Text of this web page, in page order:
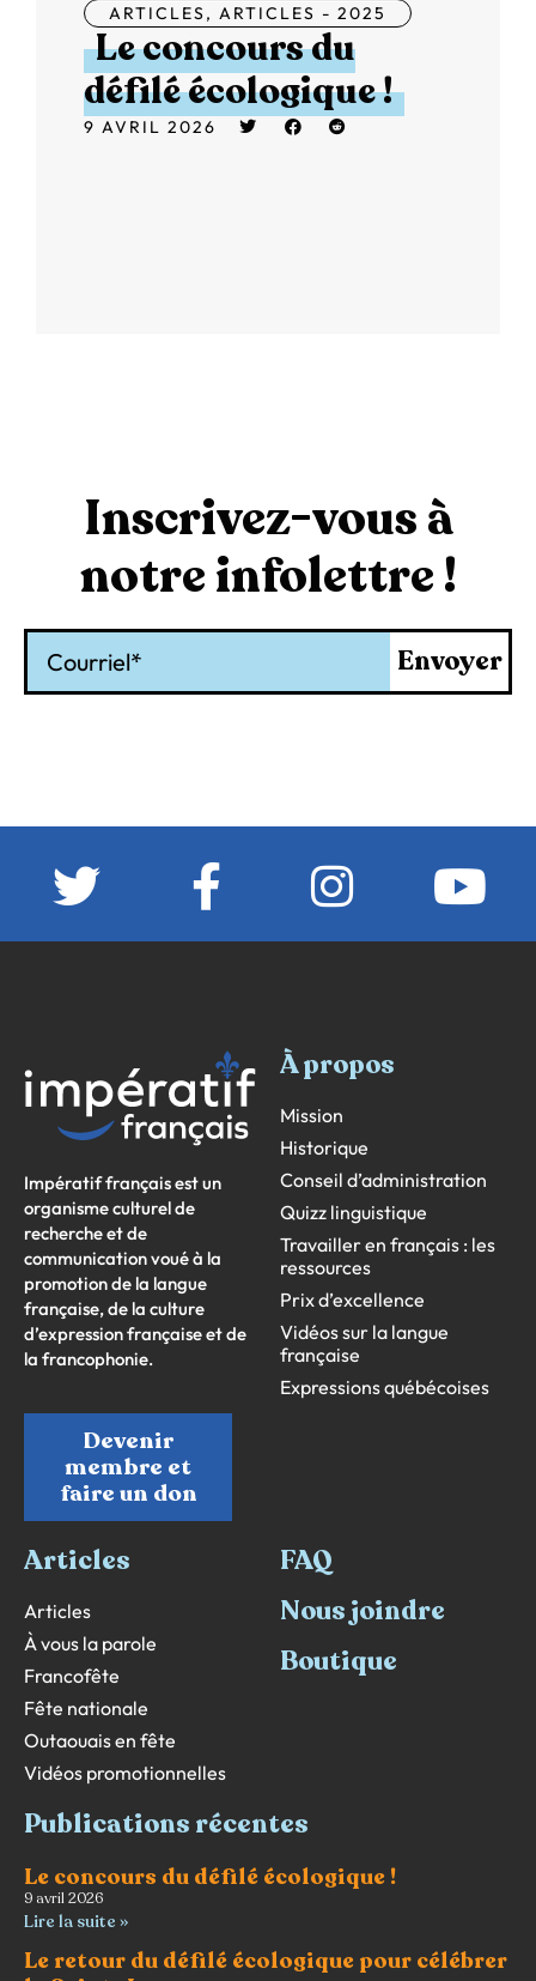
ARTICLES, ARTICLES - 2025
Le concours du
défilé écologique !
9 AVRIL 2026
Inscrivez-vous à
notre infolettre !
Envoyer
Impératif français est un
organisme culturel de
recherche et de
communication voué à la
promotion de la langue
française, de la culture
d’expression française et de
la francophonie.
Devenir
membre et
faire un don
À propos
Mission
Historique
Conseil d’administration
Quizz linguistique
Travailler en français : les
ressources
Prix d’excellence
Vidéos sur la langue
française
Expressions québécoises
Articles
Articles
À vous la parole
Francofête
Fête nationale
Outaouais en fête
Vidéos promotionnelles
FAQ
Nous joindre
Boutique
Publications récentes
Le concours du défilé écologique !
9 avril 2026
Lire la suite »
Le retour du défilé écologique pour célébrer